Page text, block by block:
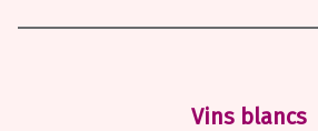
Vins blancs